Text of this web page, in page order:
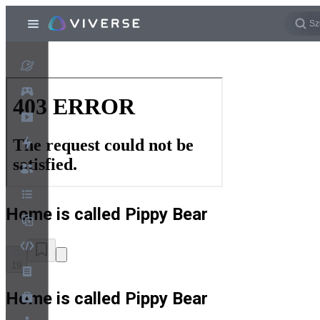
Home is called Pippy Bear
Home is called Pippy Bear